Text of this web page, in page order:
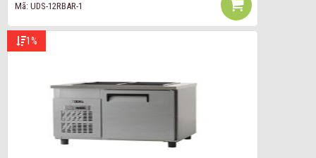
Mã: UDS-12RBAR-1
1%